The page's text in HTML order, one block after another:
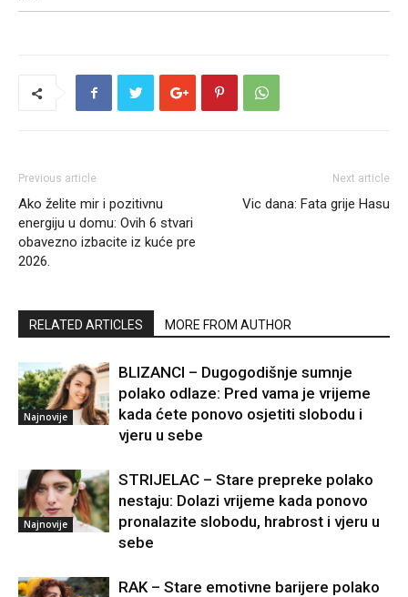
Previous article
Ako želite mir i pozitivnu
energiju u domu: Ovih 6 stvari
obavezno izbacite iz kuće pre
2026.
Next article
Vic dana: Fata grije Hasu
RELATED ARTICLES MORE FROM AUTHOR
Najnovije
BLIZANCI – Dugogodišnje sumnje
polako odlaze: Pred vama je vrijeme
kada ćete ponovo osjetiti slobodu i
vjeru u sebe
Najnovije
STRIJELAC – Stare prepreke polako
nestaju: Dolazi vrijeme kada ponovo
pronalazite slobodu, hrabrost i vjeru u
sebe
RAK – Stare emotivne barijere polako